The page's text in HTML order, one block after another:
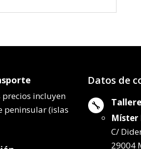
incluyen
peninsular (islas
Datos de

Míster
C/
29004